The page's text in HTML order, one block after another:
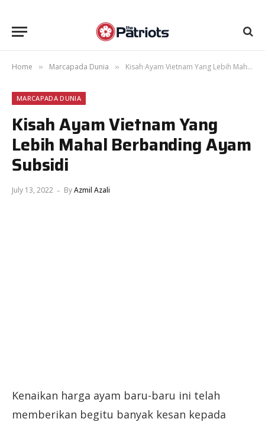
Home » Marcapada Dunia » Kisah Ayam Vietnam Yang Lebih Mahal Berbanding Ayam Subsidi
MARCAPADA DUNIA
Kisah Ayam Vietnam Yang
Lebih Mahal Berbanding Ayam
Subsidi
July 13, 2022 ByAzmil Azali
Kenaikan harga ayam baru-baru ini telah
memberikan begitu banyak kesan kepada